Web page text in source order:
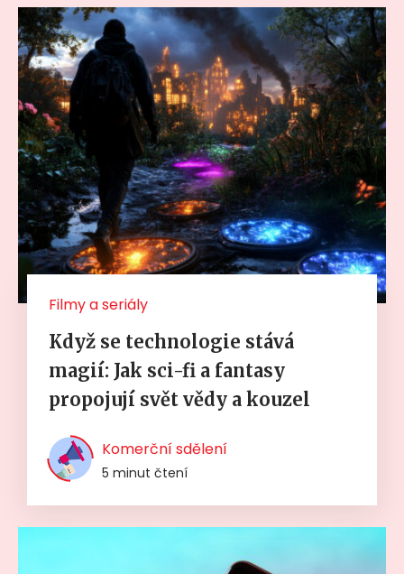
Filmy a seriály
Když se technologie stává
magií: Jak sci-fi a fantasy
propojují svět vědy a kouzel
Komerční sdělení
5 minut čtení